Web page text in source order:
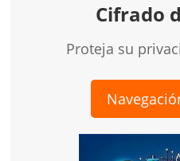
Cifrado
Proteja su